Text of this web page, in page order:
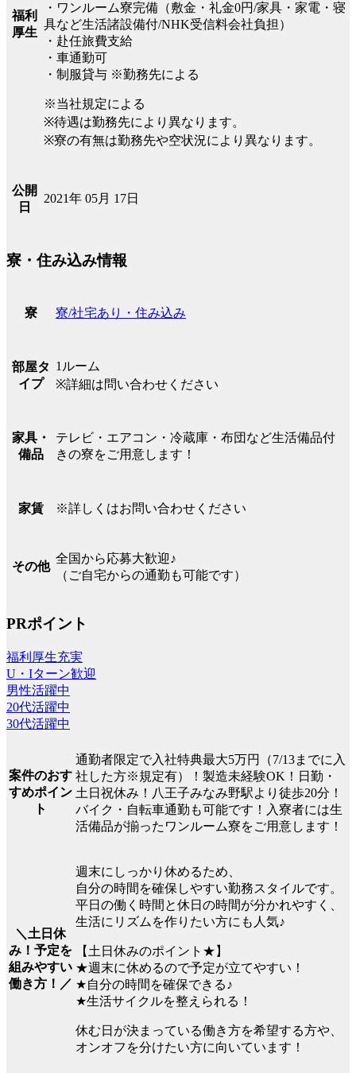
福利
厚生
・ワンルーム寮完備（敷金・礼金0円/家具・家電・寝
具など生活諸設備付/NHK受信料会社負担）
・赴任旅費支給
・車通勤可
・制服貸与 ※勤務先による
※当社規定による
※待遇は勤務先により異なります。
※寮の有無は勤務先や空状況により異なります。
公開
日
2021年 05月 17日
寮・住み込み情報
寮 寮/社宅あり・住み込み
部屋タ
イプ
1ルーム
※詳細は問い合わせください
家具・
備品
テレビ・エアコン・冷蔵庫・布団など生活備品付
きの寮をご用意します！
家賃 ※詳しくはお問い合わせください
その他
全国から応募大歓迎♪
（ご自宅からの通勤も可能です）
PRポイント
福利厚生充実
U・Iターン歓迎
男性活躍中
20代活躍中
30代活躍中
案件のおす
すめポイン
ト
通勤者限定で入社特典最大5万円（7/13までに入
社した方※規定有）！製造未経験OK！日勤・
土日祝休み！八王子みなみ野駅より徒歩20分！
バイク・自転車通勤も可能です！入寮者には生
活備品が揃ったワンルーム寮をご用意します！
＼土日休
み！予定を
組みやすい
働き方！／
週末にしっかり休めるため、
自分の時間を確保しやすい勤務スタイルです。
平日の働く時間と休日の時間が分かれやすく、
生活にリズムを作りたい方にも人気♪
【土日休みのポイント★】
★週末に休めるので予定が立てやすい！
★自分の時間を確保できる♪
★生活サイクルを整えられる！
休む日が決まっている働き方を希望する方や、
オンオフを分けたい方に向いています！